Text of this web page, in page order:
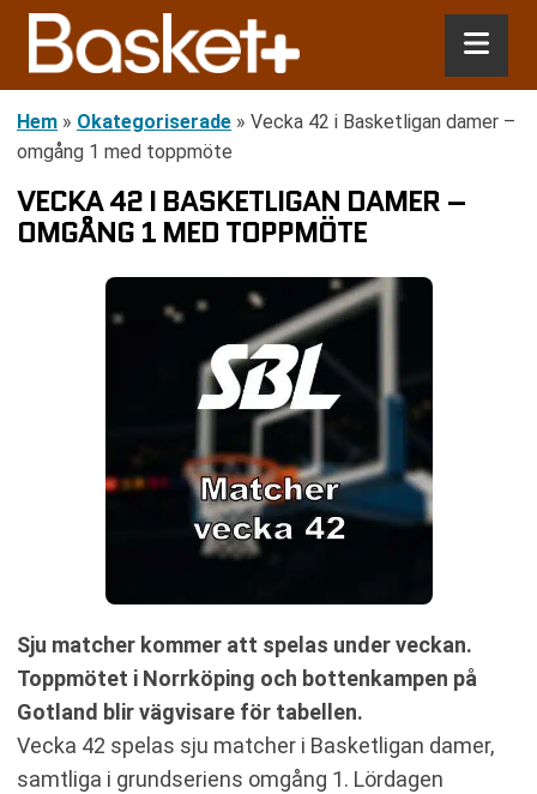
Hem » Okategoriserade » Vecka 42 i Basketligan damer –
omgång 1 med toppmöte
VECKA 42 I BASKETLIGAN DAMER –
OMGÅNG 1 MED TOPPMÖTE
Sju matcher kommer att spelas under veckan.
Toppmötet i Norrköping och bottenkampen på
Gotland blir vägvisare för tabellen.
Vecka 42 spelas sju matcher i Basketligan damer,
samtliga i grundseriens omgång 1. Lördagen